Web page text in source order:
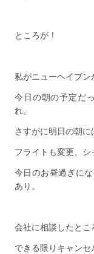
ところが！
私がニューヘイブン
今日の朝の予定だ
れ。
さすがに明日の朝
フライトも変更、シ
今日のお昼過ぎに
あり。
会社に相談したと
できる限りキャンセ